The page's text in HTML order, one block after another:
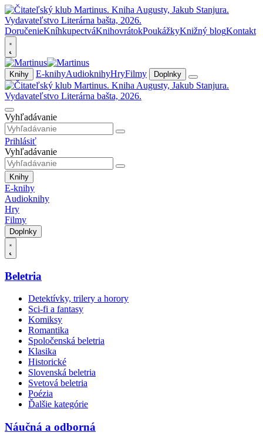
DoručenieKníhkupectváKnihovrátokPoukážkyKnižný blogKontakt
Knihy E-knihyAudioknihyHryFilmy Doplnky
Vyhľadávanie
Prihlásiť
Vyhľadávanie
Knihy
E-knihy
Audioknihy
Hry
Filmy
Doplnky
Beletria
Detektívky, trilery a horory
Sci-fi a fantasy
Komiksy
Romantika
Spoločenská beletria
Klasika
Historické
Slovenská beletria
Svetová beletria
Poézia
Ďalšie kategórie
Náučná a odborná